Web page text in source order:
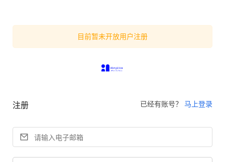
目前暂未开放用户注册
注册 已经有账号？ 马上登录